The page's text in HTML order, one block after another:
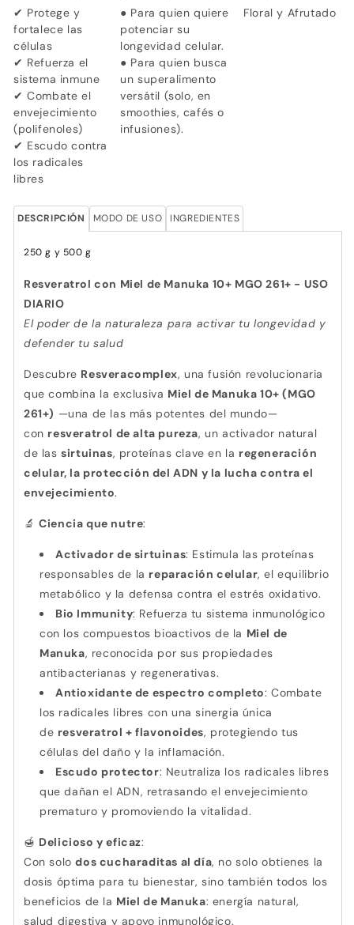
✔ Protege y
fortalece las
células
✔ Refuerza el
sistema inmune
✔ Combate el
envejecimiento
(polifenoles)
✔ Escudo contra
los radicales
libres
● Para quien quiere
potenciar su
longevidad celular.
● Para quien busca
un superalimento
versátil (solo, en
smoothies, cafés o
infusiones).
Floral y Afrutado
DESCRIPCIÓN MODO DE USO INGREDIENTES
250 g y 500 g
Resveratrol con Miel de Manuka 10+ MGO 261+ - USO
DIARIO
El poder de la naturaleza para activar tu longevidad y
defender tu salud
Descubre Resveracomplex, una fusión revolucionaria
que combina la exclusiva Miel de Manuka 10+ (MGO
261+) —una de las más potentes del mundo—
con resveratrol de alta pureza, un activador natural
de lassirtuinas, proteínas clave en la regeneración
celular, la protección del ADN y la lucha contra el
envejecimiento.
🔬 Ciencia que nutre:
Activador de sirtuinas: Estimula las proteínas
responsables de la reparación celular, el equilibrio
metabólico y la defensa contra el estrés oxidativo.
Bio Immunity: Refuerza tu sistema inmunológico
con los compuestos bioactivos de la Miel de
Manuka, reconocida por sus propiedades
antibacterianas y regenerativas.
Antioxidante de espectro completo: Combate
los radicales libres con una sinergia única
de resveratrol + flavonoides, protegiendo tus
células del daño y la inflamación.
Escudo protector: Neutraliza los radicales libres
que dañan el ADN, retrasando el envejecimiento
prematuro y promoviendo la vitalidad.
🍯 Delicioso y eficaz:
Con solodos cucharaditas al día, no solo obtienes la
dosis óptima para tu bienestar, sino también todos los
beneficios de la Miel de Manuka: energía natural,
salud digestiva y apoyo inmunológico.